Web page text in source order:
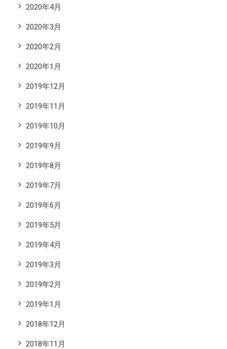
2020年4月
2020年3月
2020年2月
2020年1月
2019年12月
2019年11月
2019年10月
2019年9月
2019年8月
2019年7月
2019年6月
2019年5月
2019年4月
2019年3月
2019年2月
2019年1月
2018年12月
2018年11月